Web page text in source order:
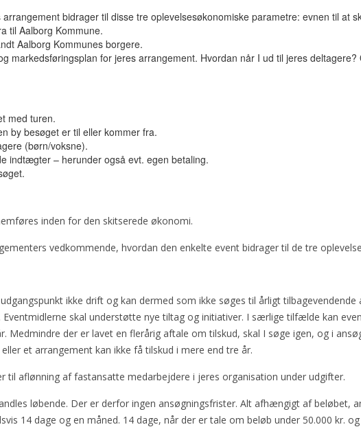
bidrager til disse tre oplevelsesøkonomiske parametre: evnen til at
til Aalborg Kommune.
Aalborg Kommunes borgere.
markedsføringsplan for jeres arrangement. Hvordan når I ud til jeres
med turen.
by besøget er til eller kommer fra.
(børn/voksne).
indtægter – herunder også evt. egen betaling.
inden for den skitserede økonomi.
vedkommende, hvordan den enkelte event bidrager til de tre
ikke drift og kan dermed som ikke søges til årligt
Eventmidlerne skal understøtte nye tiltag og initiativer. I særlige tilfælde kan
Medmindre der er lavet en flerårig aftale om tilskud, skal I søge igen, og i
et arrangement kan ikke få tilskud i mere end tre år.
til aflønning af fastansatte medarbejdere i jeres organisation under udgifter.
løbende. Der er derfor ingen ansøgningsfrister. Alt afhængigt af beløbet,
14 dage og en måned. 14 dage, når der er tale om beløb under 50.000 kr.